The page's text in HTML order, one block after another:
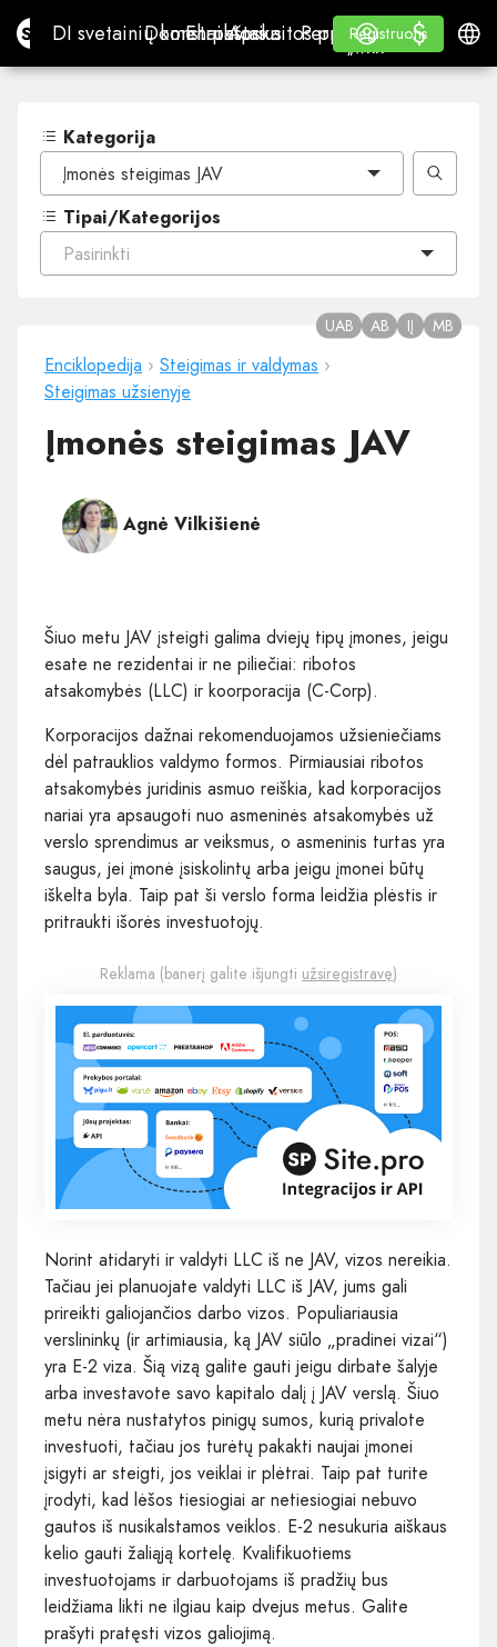
Site.proDI svetainių konstruktorius
DI svetainių konstruktorius
Domenai
DomenaiEl. paštas
El. paštasApskaitos programa
Apskaitos programa
Perpardavėjams
„WHITE LABEL“
Mokymasis
Mokymasis
Registruotis
Registruotis
Prisijungti
$
$
Kategorija
Įmonės steigimas JAV
Tipai/Kategorijos
Pasirinkti
Enciklopedija › Steigimas ir valdymas ›
Steigimas užsienyje
Įmonės steigimas JAV
UAB AB IĮ MB
Agnė Vilkišienė
Šiuo metu JAV įsteigti galima dviejų tipų įmones, jeigu
esate ne rezidentai ir ne piliečiai: ribotos
atsakomybės (LLC) ir koorporacija (C-Corp).
Korporacijos dažnai rekomenduojamos užsieniečiams
dėl patrauklios valdymo formos. Pirmiausiai ribotos
atsakomybės juridinis asmuo reiškia, kad korporacijos
nariai yra apsaugoti nuo asmeninės atsakomybės už
verslo sprendimus ar veiksmus, o asmeninis turtas yra
saugus, jei įmonė įsiskolintų arba jeigu įmonei būtų
iškelta byla. Taip pat ši verslo forma leidžia plėstis ir
pritraukti išorės investuotojų.
Reklama (banerį galite išjungti užsiregistravę)
Norint atidaryti ir valdyti LLC iš ne JAV, vizos nereikia.
Tačiau jei planuojate valdyti LLC iš JAV, jums gali
prireikti galiojančios darbo vizos. Populiariausia
verslininkų (ir artimiausia, ką JAV siūlo „pradinei vizai“)
yra E-2 viza. Šią vizą galite gauti jeigu dirbate šalyje
arba investavote savo kapitalo dalį į JAV verslą. Šiuo
metu nėra nustatytos pinigų sumos, kurią privalote
investuoti, tačiau jos turėtų pakakti naujai įmonei
įsigyti ar steigti, jos veiklai ir plėtrai. Taip pat turite
įrodyti, kad lėšos tiesiogiai ar netiesiogiai nebuvo
gautos iš nusikalstamos veiklos. E-2 nesukuria aiškaus
kelio gauti žaliąją kortelę. Kvalifikuotiems
investuotojams ir darbuotojams iš pradžių bus
leidžiama likti ne ilgiau kaip dvejus metus. Galite
prašyti pratęsti vizos galiojimą.